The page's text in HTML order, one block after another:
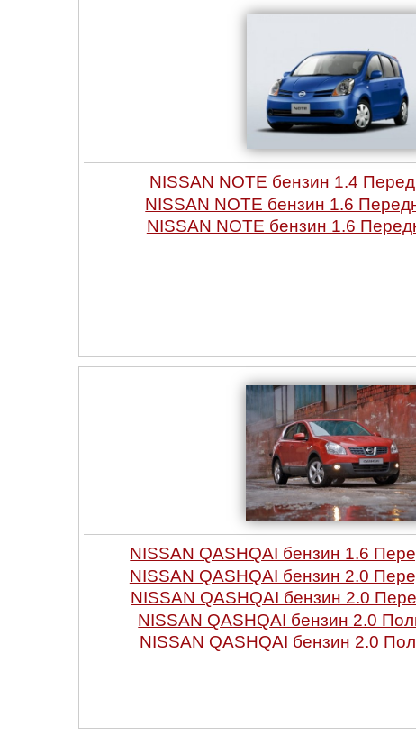
NISSAN NOTE бензин 1.4
NISSAN NOTE бензин 1.6
NISSAN NOTE бензин 1.6
NISSAN QASHQAI бензин 1.6
NISSAN QASHQAI бензин 2.0
NISSAN QASHQAI бензин 2.0
NISSAN QASHQAI бензин 2.0
NISSAN QASHQAI бензин 2.0